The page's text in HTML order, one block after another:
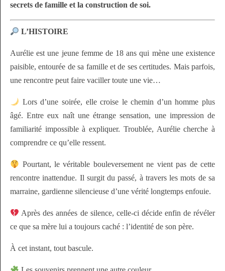
secrets de famille et la construction de soi.
L’HISTOIRE
Aurélie est une jeune femme de 18 ans qui mène une existence
paisible, entourée de sa famille et de ses certitudes. Mais parfois,
une rencontre peut faire vaciller toute une vie…
Lors d’une soirée, elle croise le chemin d’un homme plus
âgé. Entre eux naît une étrange sensation, une impression de
familiarité impossible à expliquer. Troublée, Aurélie cherche à
comprendre ce qu’elle ressent.
Pourtant, le véritable bouleversement ne vient pas de cette
rencontre inattendue. Il surgit du passé, à travers les mots de sa
marraine, gardienne silencieuse d’une vérité longtemps enfouie.
Après des années de silence, celle-ci décide enfin de révéler
ce que sa mère lui a toujours caché : l’identité de son père.
À cet instant, tout bascule.